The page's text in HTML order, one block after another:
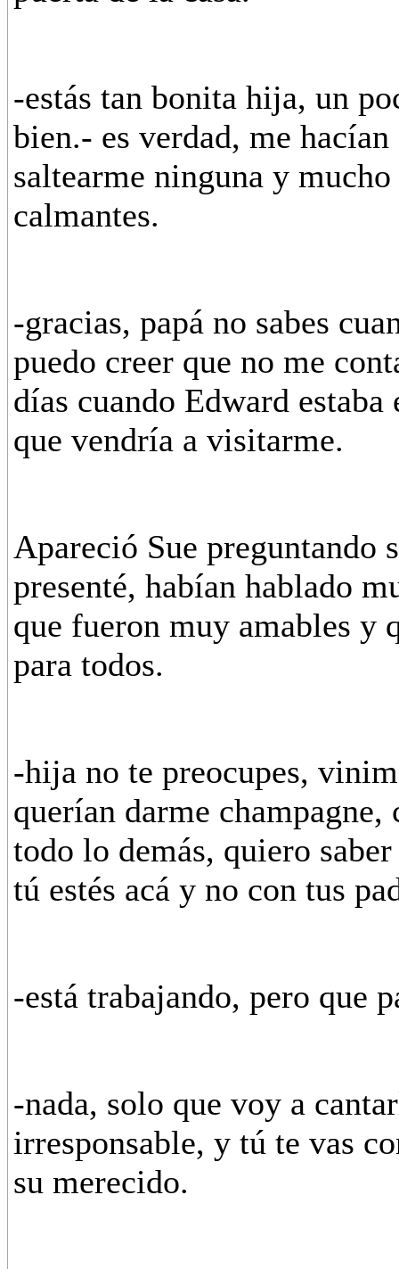
-estás tan bonita hija, un
bien.- es verdad, me
saltearme ninguna y
calmantes.
-gracias, papá no sabes
puedo creer que no me
días cuando Edward
que vendría a visitarme.
Apareció Sue preguntando
presenté, habían hablado
que fueron muy amables y
para todos.
-hija no te preocupes,
querían darme
todo lo demás, quiero
tú estés acá y no con tus
-está trabajando, pero que
-nada, solo que voy a
irresponsable, y tú te vas
su merecido.